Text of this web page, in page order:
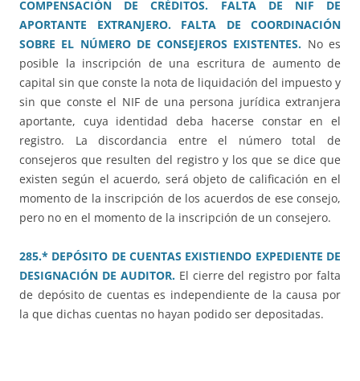
COMPENSACIÓN DE CRÉDITOS. FALTA DE NIF DE
APORTANTE EXTRANJERO. FALTA DE COORDINACIÓN
SOBRE EL NÚMERO DE CONSEJEROS EXISTENTES. No es
posible la inscripción de una escritura de aumento de
capital sin que conste la nota de liquidación del impuesto y
sin que conste el NIF de una persona jurídica extranjera
aportante, cuya identidad deba hacerse constar en el
registro. La discordancia entre el número total de
consejeros que resulten del registro y los que se dice que
existen según el acuerdo, será objeto de calificación en el
momento de la inscripción de los acuerdos de ese consejo,
pero no en el momento de la inscripción de un consejero.
285.* DEPÓSITO DE CUENTAS EXISTIENDO EXPEDIENTE DE
DESIGNACIÓN DE AUDITOR.El cierre del registro por falta
de depósito de cuentas es independiente de la causa por
la que dichas cuentas no hayan podido ser depositadas.